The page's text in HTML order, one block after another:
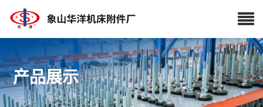
产品展示